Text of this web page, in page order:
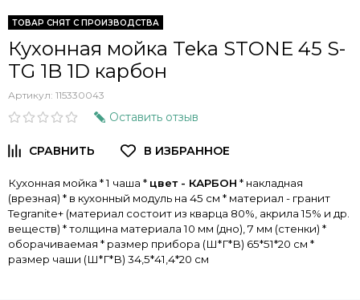
ТОВАР СНЯТ С ПРОИЗВОДСТВА
Кухонная мойка Teka STONE 45 S-
TG 1B 1D карбон
Артикул: 115330043
Оставить отзыв
Кухонная мойка * 1 чаша * цвет - КАРБОН * накладная
(врезная) * в кухонный модуль на 45 см * материал - гранит
Tegranite+ (материал состоит из кварца 80%, акрила 15% и др.
веществ) * толщина материала 10 мм (дно), 7 мм (стенки) *
оборачиваемая * размер прибора (Ш*Г*В) 65*51*20 см *
размер чаши (Ш*Г*В) 34,5*41,4*20 см